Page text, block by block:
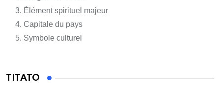
Élément spirituel majeur
Capitale du pays
Symbole culturel
TITATO